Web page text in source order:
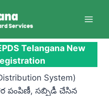
Telangana New
System)
పంపిణీ, సబ్సిడీ చేసిన